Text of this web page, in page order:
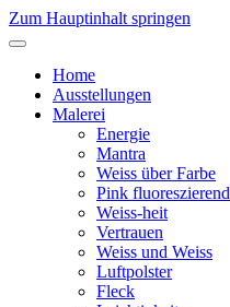
Zum Hauptinhalt springen
Home
Ausstellungen
Malerei
Energie
Mantra
Weiss über Farbe
Pink fluoreszierend
Weiss-heit
Vertrauen
Weiss und Weiss
Luftpolster
Fleck